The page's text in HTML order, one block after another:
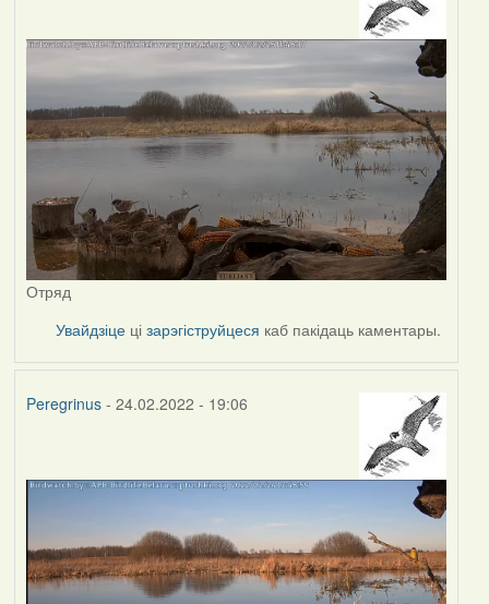
Отряд
Увайдзіце цізарэгіструйцеся каб пакідаць каментары.
Peregrinus- 24.02.2022 - 19:06